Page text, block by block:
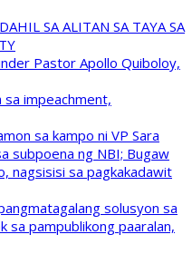
SA ALITAN SA TAYA SA
Pastor Apollo Quiboloy,
sa impeachment,
sa kampo ni VP Sara
subpoena ng NBI; Bugaw
nagsisisi sa pagkakadawit
solusyon sa
sa pampublikong paaralan,